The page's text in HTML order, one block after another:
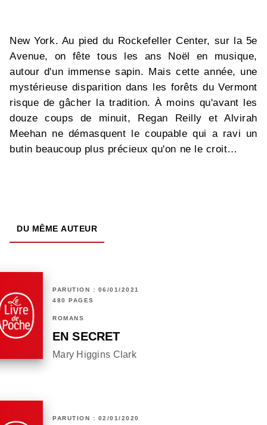
New York. Au pied du Rockefeller Center, sur la 5e
Avenue, on fête tous les ans Noël en musique,
autour d'un immense sapin. Mais cette année, une
mystérieuse disparition dans les forêts du Vermont
risque de gâcher la tradition. À moins qu'avant les
douze coups de minuit, Regan Reilly et Alvirah
Meehan ne démasquent le coupable qui a ravi un
butin beaucoup plus précieux qu'on ne le croit…
DU MÊME AUTEUR
PARUTION : 06/01/2021
480 PAGES
ROMANS
EN SECRET
Mary Higgins Clark
PARUTION : 02/01/2020